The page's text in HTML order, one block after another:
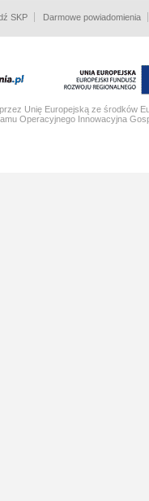
SKP Darmowe powiadomienia
Unię Europejską ze środków
Operacyjnego Innowacyjna